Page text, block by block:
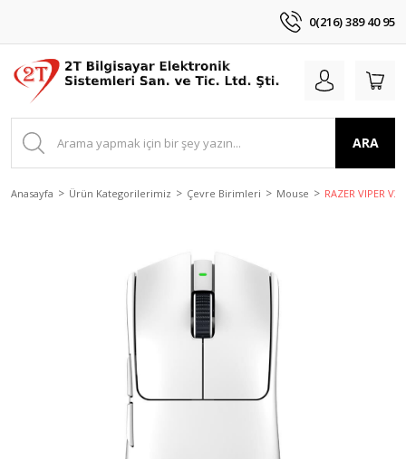
0(216) 389 40 95
ARA
Anasayfa Ürün Kategorilerimiz Çevre Birimleri Mouse RAZER VIPER